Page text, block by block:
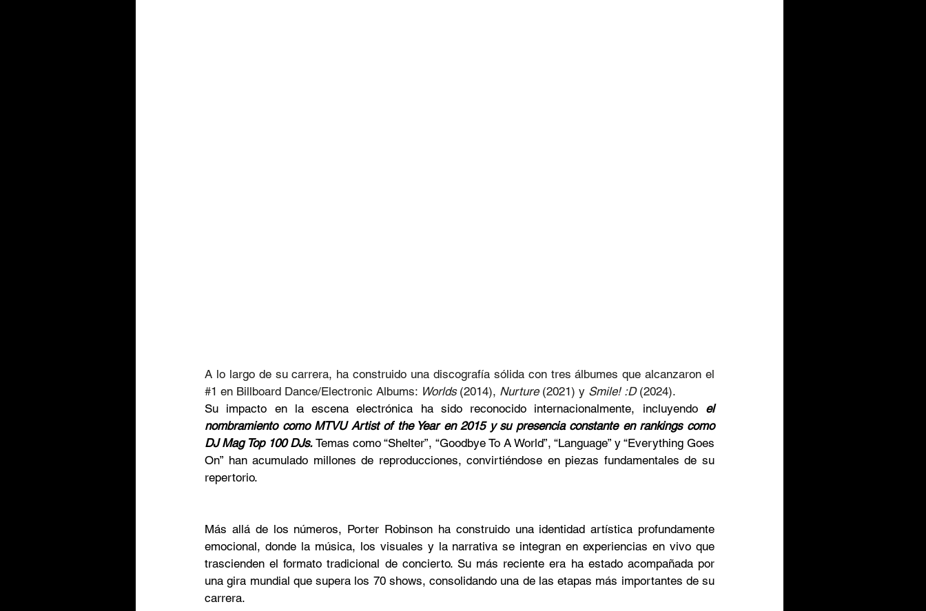
#1 en Billboard Dance/Electronic Albums: Worlds (2014), Nurture (2021) y Smile! :D (2024).
Su impacto en la escena electrónica ha sido reconocido internacionalmente, incluyendo el
nombramiento como MTVU Artist of the Year en 2015 y su presencia constante en rankings como
DJ Mag Top 100 DJs. Temas como “Shelter”, “Goodbye To A World”, “Language” y “Everything Goes
On” han acumulado millones de reproducciones, convirtiéndose en piezas fundamentales de su
repertorio.
Más allá de los números, Porter Robinson ha construido una identidad artística profundamente
emocional, donde la música, los visuales y la narrativa se integran en experiencias en vivo que
trascienden el formato tradicional de concierto. Su más reciente era ha estado acompañada por
una gira mundial que supera los 70 shows, consolidando una de las etapas más importantes de su
carrera.